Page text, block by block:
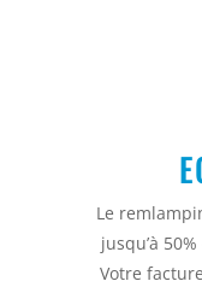
Le
jusqu’à
Votre